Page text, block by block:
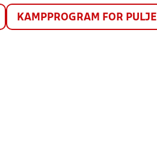
KAMPPROGRAM FOR PULJE